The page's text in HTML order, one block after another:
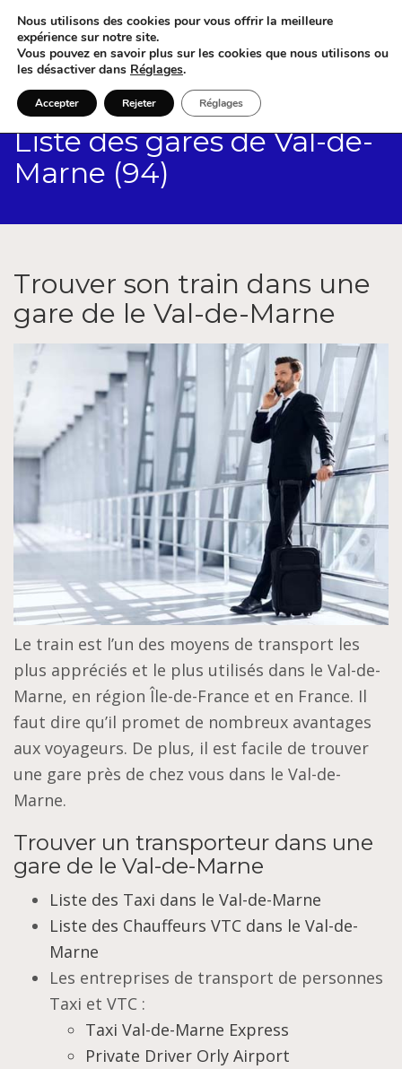
Liste des gares de Val-de-
Marne (94)
Trouver son train dans une
gare de le Val-de-Marne
Le train est l’un des moyens de transport les
plus appréciés et le plus utilisés dans le Val-de-
Marne, en région Île-de-France et en France. Il
faut dire qu’il promet de nombreux avantages
aux voyageurs. De plus, il est facile de trouver
une gare près de chez vous dans le Val-de-
Marne.
Trouver un transporteur dans une
gare de le Val-de-Marne
Liste des Taxi dans le Val-de-Marne
Liste des Chauffeurs VTC dans le Val-de-
Marne
Les entreprises de transport de personnes
Taxi et VTC :
Taxi Val-de-Marne Express
Private Driver Orly Airport
Nous utilisons des cookies pour vous offrir la meilleure
expérience sur notre site.
Vous pouvez en savoir plus sur les cookies que nous utilisons ou
les désactiver dans Réglages.
Accepter Rejeter Réglages